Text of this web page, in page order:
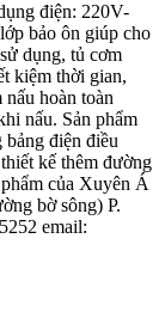
điện: 220V-
bảo ôn giúp cho
dụng, tủ cơm
kiệm thời gian,
nấu hoàn toàn
nấu. Sản phẩm
bảng điện điều
kế thêm đường
của Xuyên Á
bờ sông) P.
email: